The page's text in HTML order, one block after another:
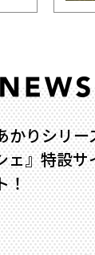
かりシリ
ェ』特設
！